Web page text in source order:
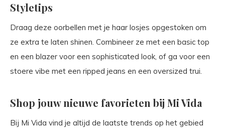
Styletips
Draag deze oorbellen met je haar losjes opgestoken om
ze extra te laten shinen. Combineer ze met een basic top
en een blazer voor een sophisticated look, of ga voor een
stoere vibe met een ripped jeans en een oversized trui.
Shop jouw nieuwe favorieten bij Mi Vida
Bij Mi Vida vind je altijd de laatste trends op het gebied